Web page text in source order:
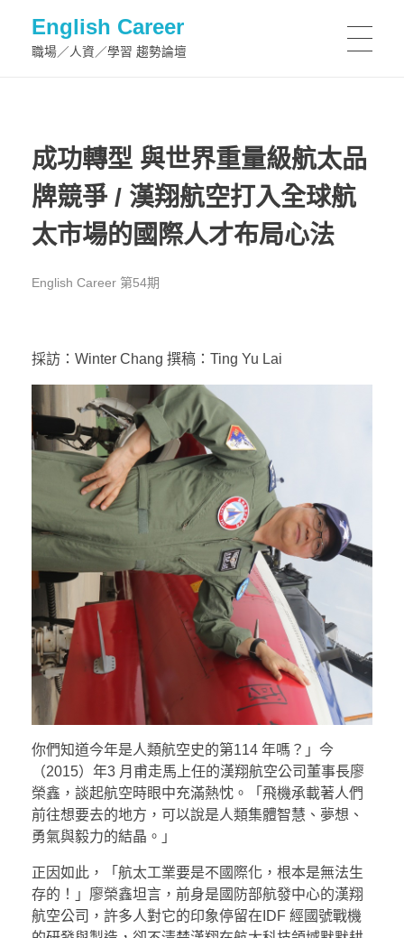
English Career
職場／人資／學習 趨勢論壇
成功轉型 與世界重量級航太品
牌競爭 / 漢翔航空打入全球航
太市場的國際人才布局心法
English Career 第54期
採訪：Winter Chang 撰稿：Ting Yu Lai
你們知道今年是人類航空史的第114 年嗎？」今
（2015）年3 月甫走馬上任的漢翔航空公司董事長廖
榮鑫，談起航空時眼中充滿熱忱。「飛機承載著人們
前往想要去的地方，可以說是人類集體智慧、夢想、
勇氣與毅力的結晶。」
正因如此，「航太工業要是不國際化，根本是無法生
存的！」廖榮鑫坦言，前身是國防部航發中心的漢翔
航空公司，許多人對它的印象停留在IDF 經國號戰機